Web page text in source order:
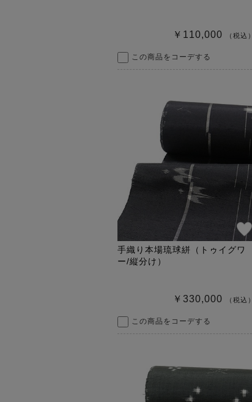
￥110,000 （税込）
この商品をコーデする
手織り本場琉球絣（トゥイグワ
ー/縦分け）
￥330,000 （税込）
この商品をコーデする